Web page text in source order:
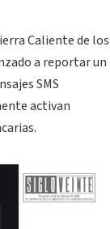
Caliente de los
a reportar un
SMS
activan